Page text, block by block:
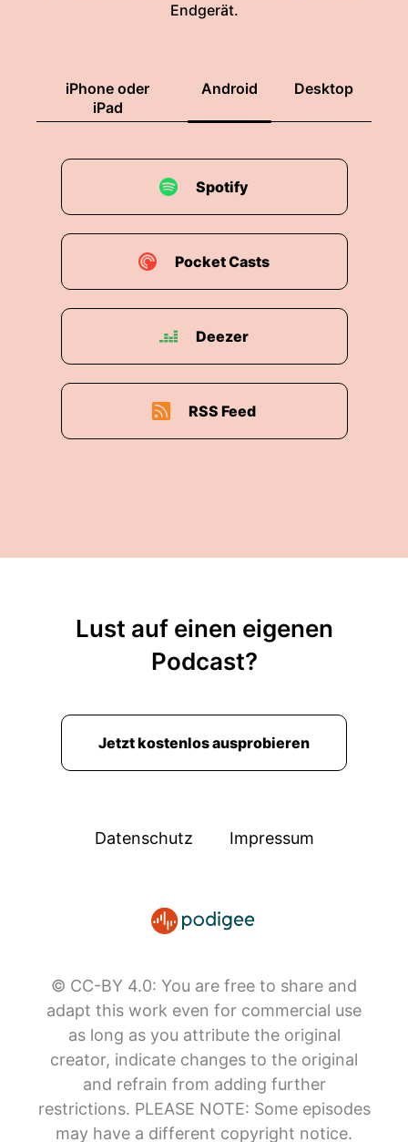
Endgerät.
iPhone oder
iPad
Android Desktop
Spotify
Pocket Casts
Deezer
RSS Feed
Lust auf einen eigenen
Podcast?
Jetzt kostenlos ausprobieren
Datenschutz Impressum
© CC-BY 4.0: You are free to share and
adapt this work even for commercial use
as long as you attribute the original
creator, indicate changes to the original
and refrain from adding further
restrictions. PLEASE NOTE: Some episodes
may have a different copyright notice.